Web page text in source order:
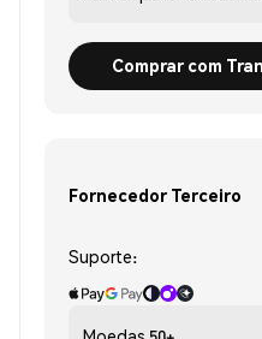
Comprar com
Fornecedor Terceiro
Suporte: